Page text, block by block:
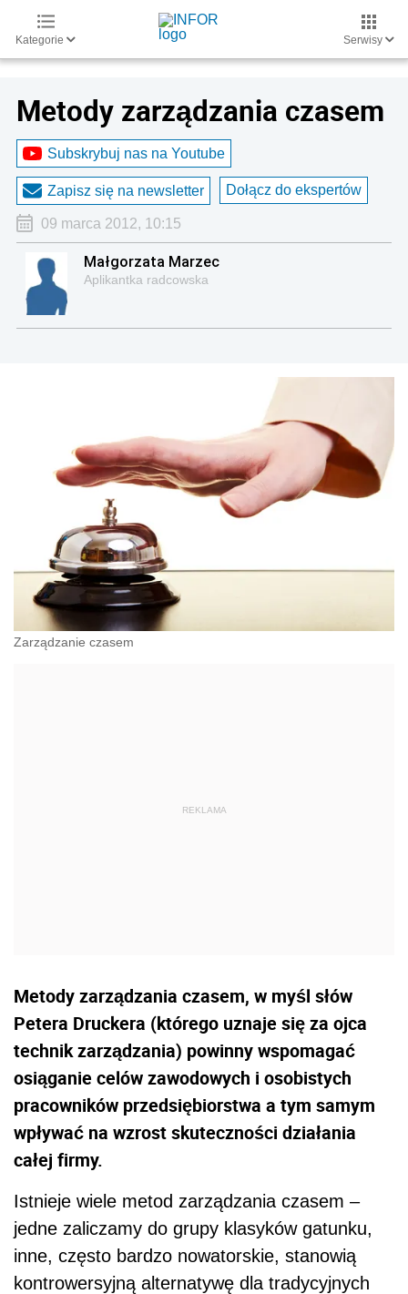
Kategorie Serwisy
Metody zarządzania czasem
Subskrybuj nas na Youtube
Zapisz się na newsletter Dołącz do ekspertów
09 marca 2012, 10:15
Małgorzata Marzec
Aplikantka radcowska
Zarządzanie czasem
Metody zarządzania czasem, w myśl słów
Petera Druckera (którego uznaje się za ojca
technik zarządzania) powinny wspomagać
osiąganie celów zawodowych i osobistych
pracowników przedsiębiorstwa a tym samym
wpływać na wzrost skuteczności działania
całej firmy.
Istnieje wiele metod zarządzania czasem –
jedne zaliczamy do grupy klasyków gatunku,
inne, często bardzo nowatorskie, stanowią
kontrowersyjną alternatywę dla tradycyjnych